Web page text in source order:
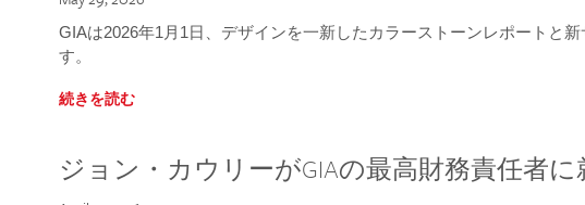
GIAは2026年1月1日、デザインを一新したカラーストーンレポートと新
す。
続きを読む
ジョン・カウリーがGIAの最高財務責任者に